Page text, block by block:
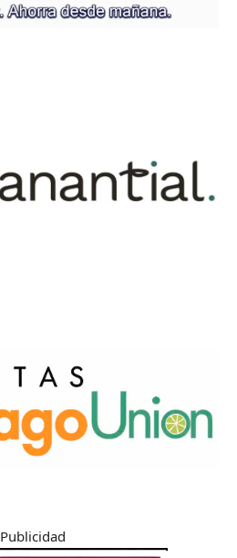
Publicidad